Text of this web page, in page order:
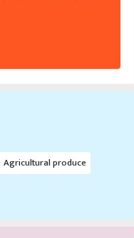
Agricultural produce